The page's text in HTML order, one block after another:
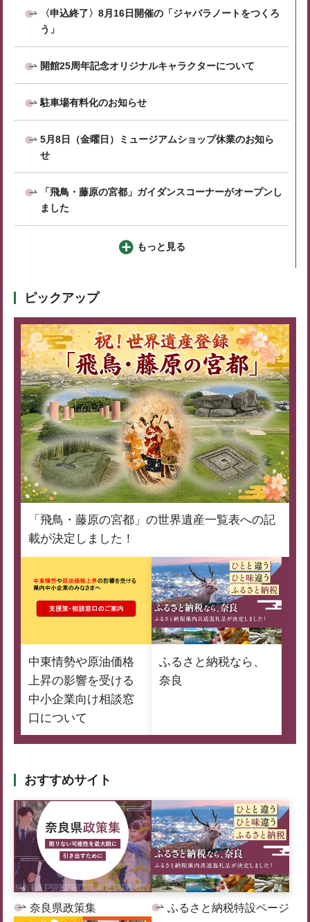
〈申込終了〉8月16日開催の「ジャバラノートをつくろ
う」
開館25周年記念オリジナルキャラクターについて
駐車場有料化のお知らせ
5月8日（金曜日）ミュージアムショップ休業のお知ら
せ
「飛鳥・藤原の宮都」ガイダンスコーナーがオープンし
ました
もっと見る
ピックアップ
「飛鳥・藤原の宮都」の世界遺産一覧表への記
載が決定しました！
中東情勢や原油価格
上昇の影響を受ける
中小企業向け相談窓
口について
ふるさと納税なら、
奈良
おすすめサイト
奈良県政策集 ふるさと納税特設ページ